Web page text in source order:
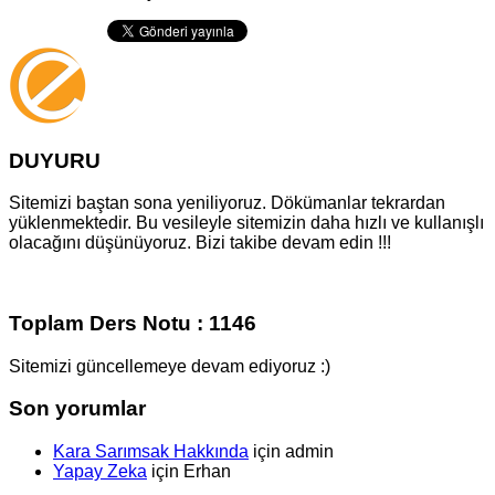
DUYURU
Sitemizi baştan sona yeniliyoruz. Dökümanlar tekrardan
yüklenmektedir. Bu vesileyle sitemizin daha hızlı ve kullanışlı
olacağını düşünüyoruz. Bizi takibe devam edin !!!
Toplam Ders Notu : 1146
Sitemizi güncellemeye devam ediyoruz :)
Son yorumlar
Kara Sarımsak Hakkında için admin
Yapay Zeka için Erhan